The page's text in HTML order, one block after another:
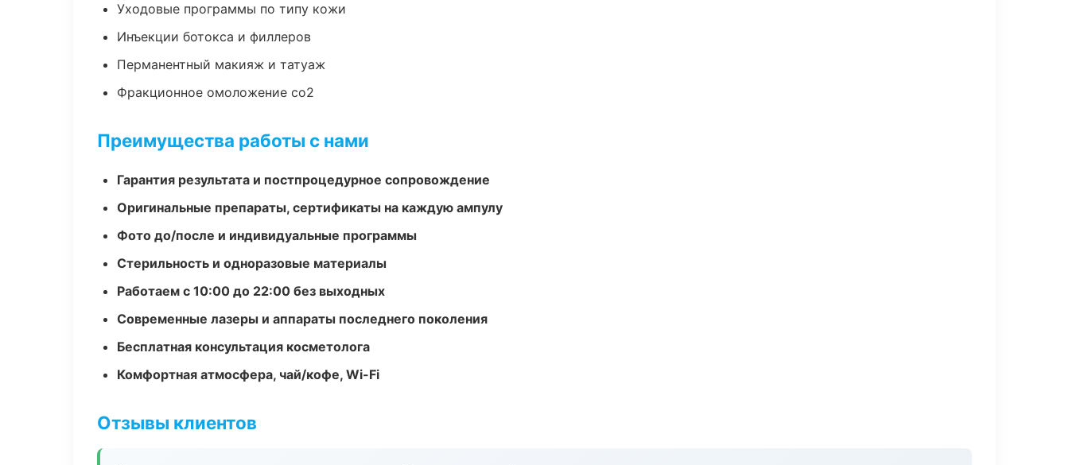
Уходовые программы по типу кожи
Инъекции ботокса и филлеров
Перманентный макияж и татуаж
Фракционное омоложение co2
Преимущества работы с нами
Гарантия результата и постпроцедурное сопровождение
Оригинальные препараты, сертификаты на каждую ампулу
Фото до/после и индивидуальные программы
Стерильность и одноразовые материалы
Работаем с 10:00 до 22:00 без выходных
Современные лазеры и аппараты последнего поколения
Бесплатная консультация косметолога
Комфортная атмосфера, чай/кофе, Wi-Fi
Отзывы клиентов